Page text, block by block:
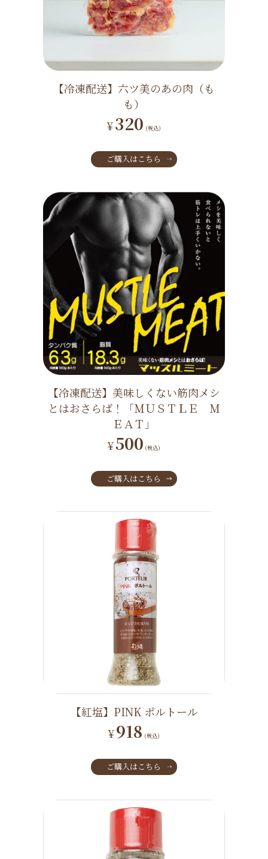
【冷凍配送】六ツ美のあの肉（も
も）
¥320 (税込)
ご購入はこちら
【冷凍配送】美味しくない筋肉メシ
とはおさらば！「ＭＵＳＴＬＥ Ｍ
ＥＡＴ」
¥500 (税込)
ご購入はこちら
【紅塩】PINK ポルトール
¥918 (税込)
ご購入はこちら